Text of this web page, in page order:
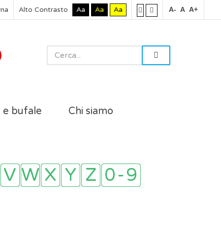
Alto Contrasto Aa Aa Aa A- A A+
e bufale Chi siamo